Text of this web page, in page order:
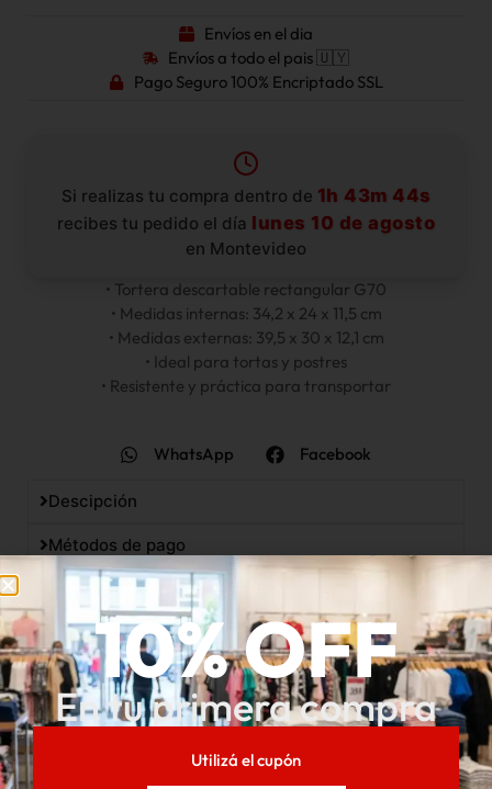
Envíos en el dia
Envíos a todo el pais 🇺🇾
Pago Seguro 100% Encriptado SSL
Si realizas tu compra dentro de 1h 43m 44s
recibes tu pedido el día lunes 10 de agosto
en Montevideo
• Tortera descartable rectangular G70
• Medidas internas: 34,2 x 24 x 11,5 cm
• Medidas externas: 39,5 x 30 x 12,1 cm
• Ideal para tortas y postres
• Resistente y práctica para transportar
WhatsApp Facebook
Descipción
Métodos de pago
Envíos
Inicio /Artículos Panadería
Torteras /
/ Campana Torta Rectangular
10% OFF
En tu primera compra
Utilizá el cupón